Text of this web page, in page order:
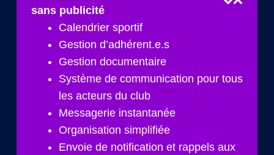
sans publicité
Calendrier sportif
Gestion d’adhérent.e.s
Gestion documentaire
Système de communication pour tous
les acteurs du club
Messagerie instantanée
Organisation simplifiée
Envoie de notification et rappels aux